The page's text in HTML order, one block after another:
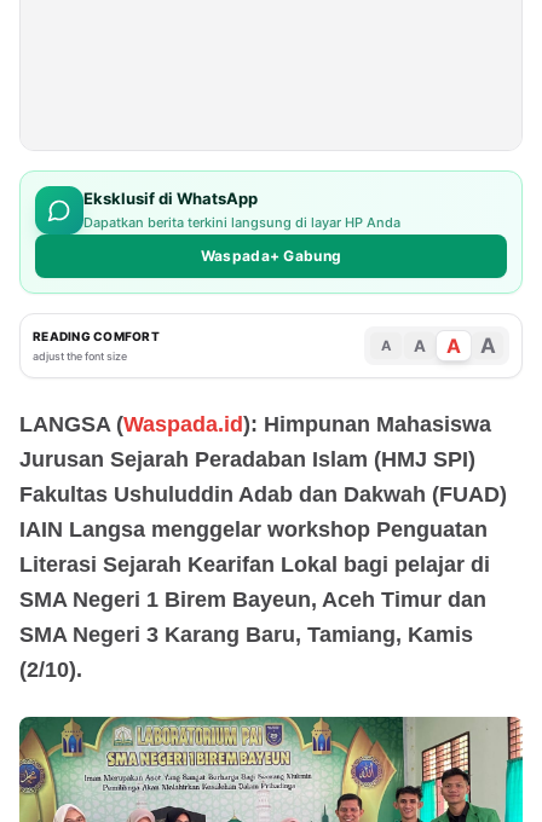
Eksklusif di WhatsApp
Dapatkan berita terkini langsung di layar HP Anda
Waspada+ Gabung
READING COMFORT
adjust the font size
A A A A
LANGSA (Waspada.id): Himpunan Mahasiswa
Jurusan Sejarah Peradaban Islam (HMJ SPI)
Fakultas Ushuluddin Adab dan Dakwah (FUAD)
IAIN Langsa menggelar workshop Penguatan
Literasi Sejarah Kearifan Lokal bagi pelajar di
SMA Negeri 1 Birem Bayeun, Aceh Timur dan
SMA Negeri 3 Karang Baru, Tamiang, Kamis
(2/10).